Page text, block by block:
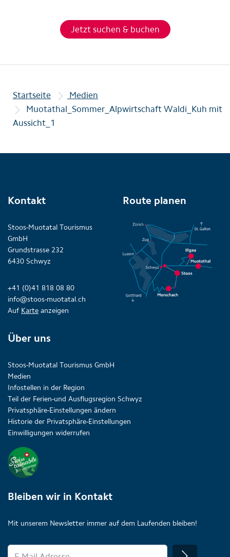
Jetzt suchen & buchen
Startseite
Medien
Muotathal_Sommer_Alpwirtschaft Waldi_Kuh mit
Aussicht_1
Kontakt
Stoos-Muotatal Tourismus
GmbH
Grundstrasse 232
6430 Schwyz
+41 (0)41 818 08 80
info@stoos-muotatal.ch
Auf Karte anzeigen
Route planen
Über uns
Stoos-Muotatal Tourismus GmbH
Medien
Infostellen in der Region
Teil der Ferien-und Ausflugsregion Schwyz
Privatsphäre-Einstellungen ändern
Historie der Privatsphäre-Einstellungen
Einwilligungen widerrufen
Bleiben wir in Kontakt
Mit unserem Newsletter immer auf dem Laufenden bleiben!